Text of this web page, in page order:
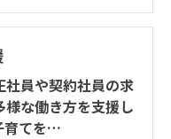
社員や契約社員の求
様な働き方を支援し
育てを…